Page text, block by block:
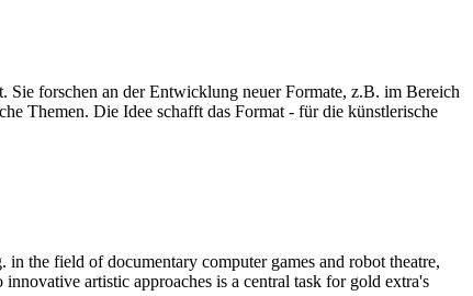
forschen an der Entwicklung neuer Formate, z.B. im Bereich
Themen. Die Idee schafft das Format - für die künstlerische
the field of documentary computer games and robot theatre,
artistic approaches is a central task for gold extra's